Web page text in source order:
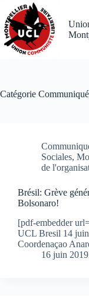
Passer
au
contenu
Catégorie
Sociales,
de
Brésil: Grève
Bolsonaro!
[pdf-embedder
UCL Bresil 14
Coordenaçao
16 juin 2019